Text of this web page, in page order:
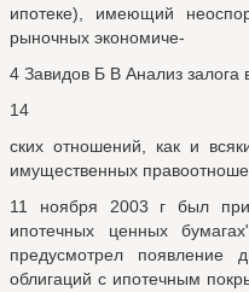
ипотеке), имеющий
рыночных экономиче-
4 Завидов Б В Анализ
14
ских отношений, как и
имущественных
11 ноября 2003 г был
ипотечных ценных
предусмотрел
облигаций с ипотечным